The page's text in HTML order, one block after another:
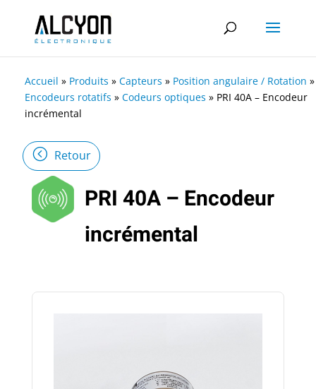
Accueil » Produits » Capteurs » Position angulaire / Rotation »
Encodeurs rotatifs » Codeurs optiques » PRI 40A – Encodeur
incrémental
Retour
PRI 40A – Encodeur
incrémental